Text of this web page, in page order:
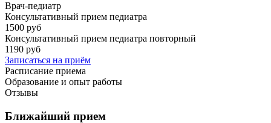
Врач-педиатр
Консультативный прием педиатра
1500 руб
Консультативный прием педиатра повторный
1190 руб
Записаться на приём
Расписание приема
Образование и опыт работы
Отзывы
Ближайший прием